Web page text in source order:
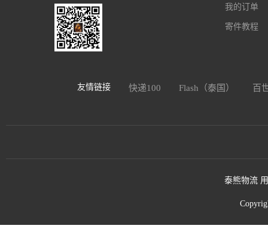
我的订单
寄件教程
友情链接 快递100 Flash（泰国） 百
泰熊物流